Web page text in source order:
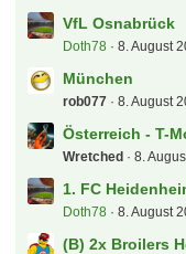
VfL Osnabrück
Doth78 8. August
München
rob077 8. August
Österreich - T-
Wretched 8.
1. FC
Doth78 8. August
(B) 2x Broilers